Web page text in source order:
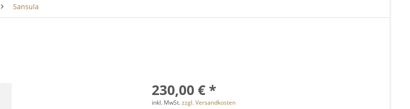
Sansula
230,00 € *
inkl. MwSt.zzgl. Versandkosten